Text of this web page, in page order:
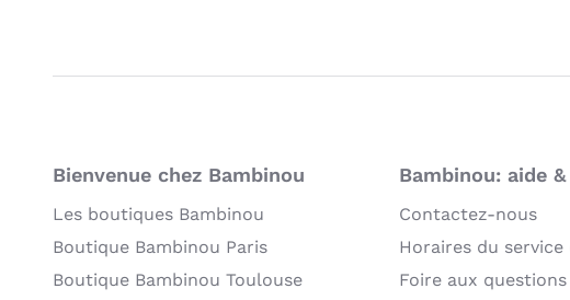
Bienvenue chez Bambinou
Les boutiques Bambinou
Boutique Bambinou Paris
Boutique Bambinou Toulouse
Bambinou: aide
Contactez-nous
Horaires du
Foire aux questions